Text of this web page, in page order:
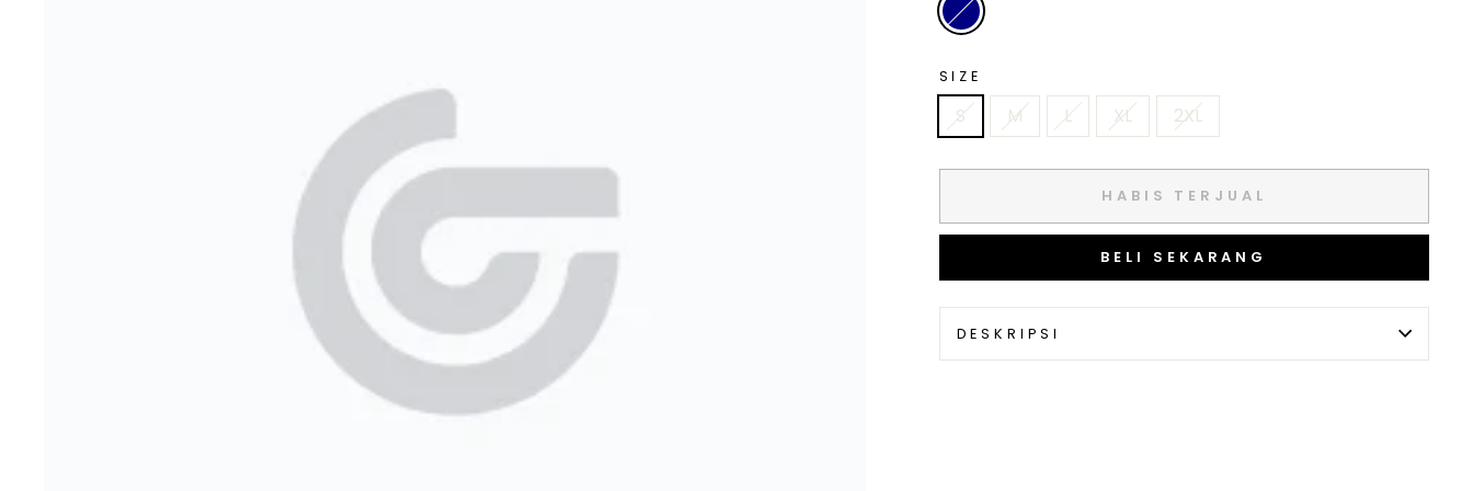
SIZE
S M L XL 2XL
HABIS TERJUAL
BELI SEKARANG
DESKRIPSI